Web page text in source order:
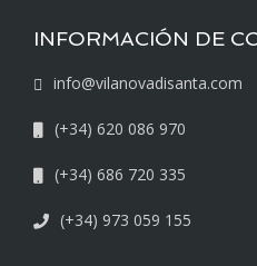
INFORMACIÓN DE
info@vilanovadisanta.com
(+34) 620 086 970
(+34) 686 720 335
(+34) 973 059 155